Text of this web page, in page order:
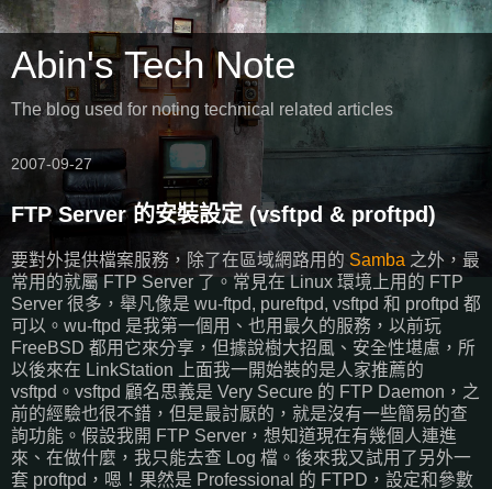
Abin's Tech Note
The blog used for noting technical related articles
2007-09-27
FTP Server 的安裝設定 (vsftpd & proftpd)
要對外提供檔案服務，除了在區域網路用的 Samba 之外，最
常用的就屬 FTP Server 了。常見在 Linux 環境上用的 FTP
Server 很多，舉凡像是 wu-ftpd, pureftpd, vsftpd 和 proftpd 都
可以。wu-ftpd 是我第一個用、也用最久的服務，以前玩
FreeBSD 都用它來分享，但據說樹大招風、安全性堪慮，所
以後來在 LinkStation 上面我一開始裝的是人家推薦的
vsftpd。vsftpd 顧名思義是 Very Secure 的 FTP Daemon，之
前的經驗也很不錯，但是最討厭的，就是沒有一些簡易的查
詢功能。假設我開 FTP Server，想知道現在有幾個人連進
來、在做什麼，我只能去查 Log 檔。後來我又試用了另外一
套 proftpd，嗯！果然是 Professional 的 FTPD，設定和參數